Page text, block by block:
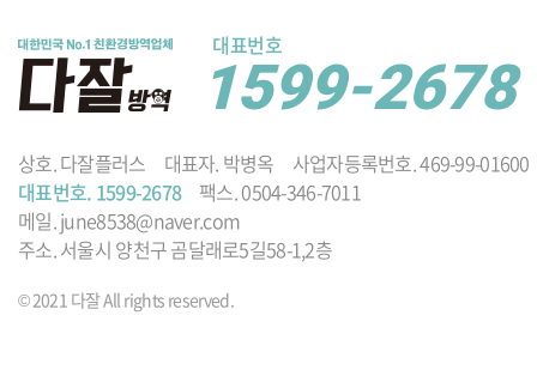
대표번호
1599-2678
상호. 다잘플러스 대표자. 박병옥
사업자등록번호. 469-99-01600
대표번호. 1599-2678
팩스. 0504-346-7011
메일. june8538@naver.com
주소. 서울시 양천구 곰달래로5길58-1,2층
© 2021 다잘 All rights reserved.